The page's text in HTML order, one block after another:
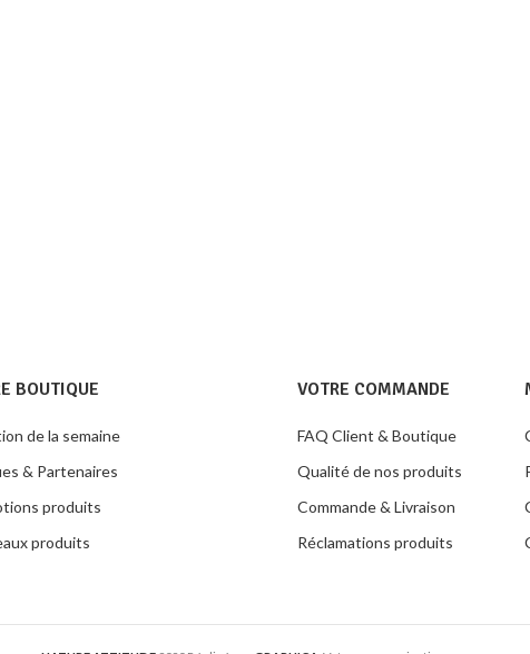
BOUTIQUE
de la semaine
& Partenaires
produits
produits
VOTRE COMMANDE
FAQ Client & Boutique
Qualité de nos produits
Commande & Livraison
Réclamations produits